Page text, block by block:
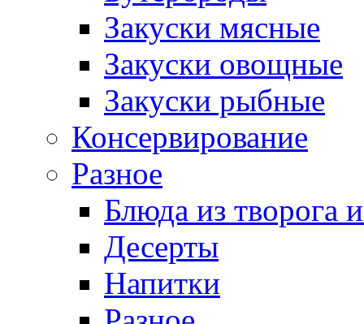
Закуски мясные
Закуски овощные
Закуски рыбные
Консервирование
Разное
Блюда из творога
Десерты
Напитки